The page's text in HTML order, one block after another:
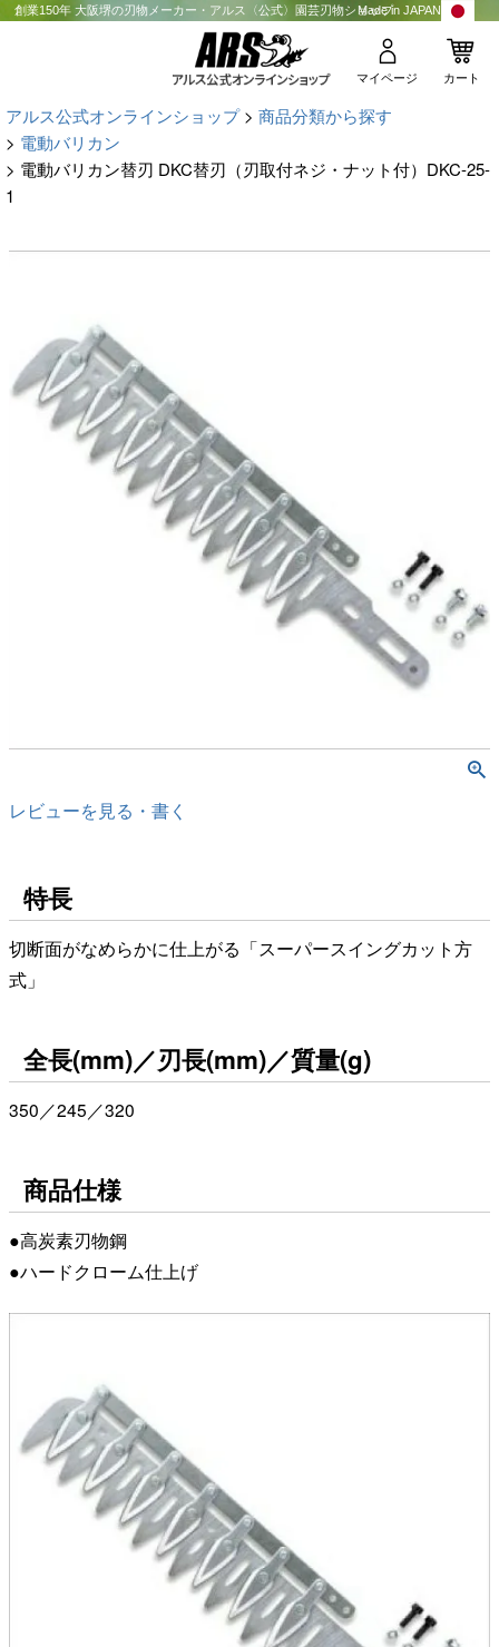
創業150年 大阪堺の刃物メーカー・アルス〈公式〉園芸刃物ショップMade in JAPAN
マイページ カート
アルス公式オンラインショップ
商品分類から探す
電動バリカン
電動バリカン替刃 DKC替刃（刃取付ネジ・ナット付）DKC-25-
1
レビューを見る・書く
特長
切断面がなめらかに仕上がる「スーパースイングカット方
式」
全長(mm)／刃長(mm)／質量(g)
350／245／320
商品仕様
●高炭素刃物鋼
●ハードクローム仕上げ